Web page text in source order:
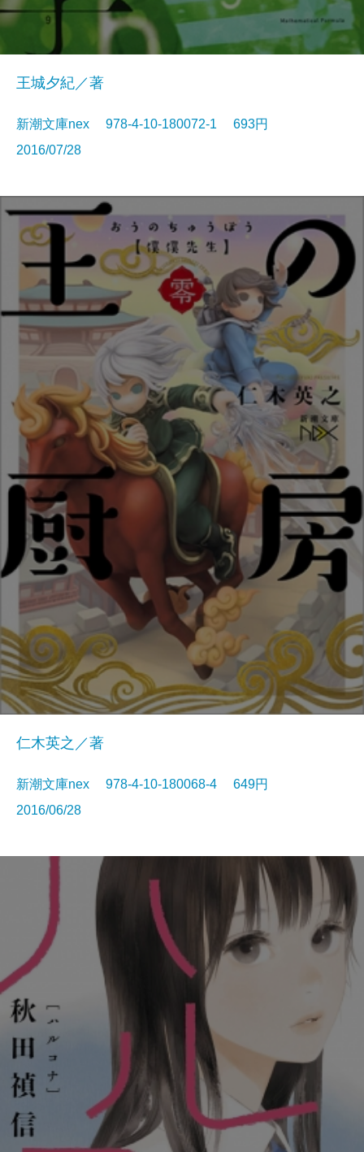
王城夕紀／著
新潮文庫nex 978-4-10-180072-1 693円
2016/07/28
仁木英之／著
新潮文庫nex 978-4-10-180068-4 649円
2016/06/28